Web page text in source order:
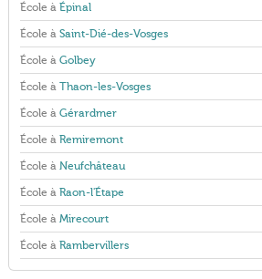
École à Épinal
École à Saint-Dié-des-Vosges
École à Golbey
École à Thaon-les-Vosges
École à Gérardmer
École à Remiremont
École à Neufchâteau
École à Raon-l'Étape
École à Mirecourt
École à Rambervillers